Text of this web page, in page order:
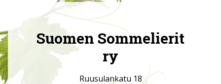
Suomen Sommelierit
ry
Ruusulankatu 18